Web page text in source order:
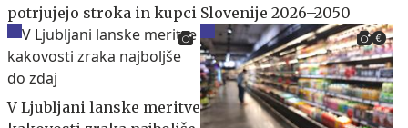
potrjujejo stroka in kupci Slovenije 2026–2050
V Ljubljani lanske meritve